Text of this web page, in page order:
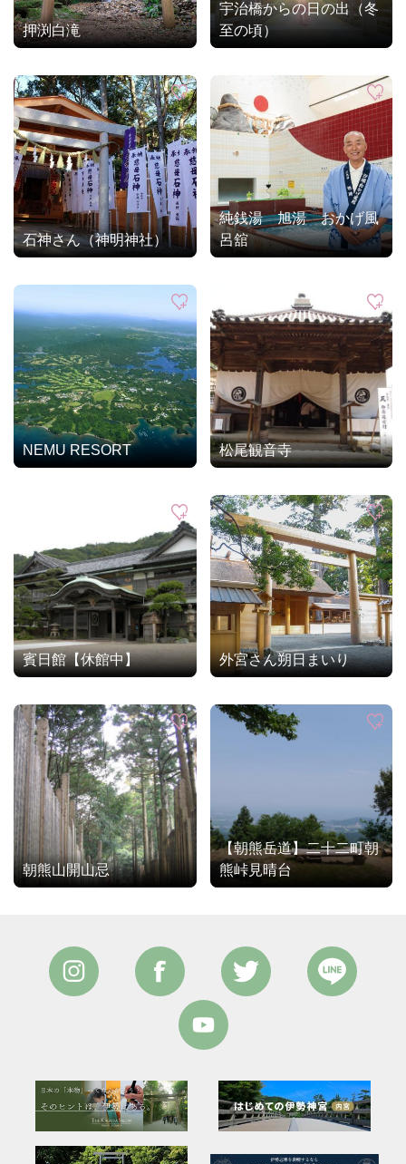
押渕白滝
宇治橋からの日の出（冬
至の頃）
石神さん（神明神社）
純銭湯 旭湯 おかげ風
呂舘
NEMU RESORT 松尾観音寺
賓日館【休館中】 外宮さん朔日まいり
朝熊山開山忌
【朝熊岳道】二十二町朝
熊峠見晴台